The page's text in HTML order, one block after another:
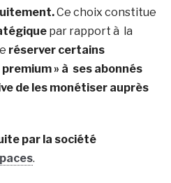
Ce choix constitue
par rapport à la
réserver certains
» à ses abonnés
de les monétiser auprès
par la société
.